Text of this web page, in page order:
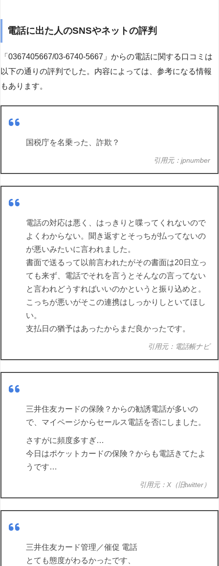
電話に出た人のSNSやネットの評判
「0367405667/03-6740-5667」からの電話に関する口コミは
以下の通りの評判でした。内容によっては、参考になる情報
もあります。
国税庁を名乗った、詐欺？
引用元：jpnumber
電話の対応は悪く、はっきりと喋ってくれないので
よくわからない。聞き返すとそっちが払ってないの
が悪いみたいに言われました。
書面で送るって以前言われたがその書面は20日立っ
ても来ず、電話でそれを言うとそんなの言ってない
と言われどうすればいいのかというと振り込めと。
こっちが悪いがそこの連携はしっかりしといてほし
い。
支払日の猶予はあったからまだ良かったです。
引用元：電話帳ナビ
三井住友カードの保険？からの勧誘電話が多いの
で、マイページからセールス電話を否にしました。
さすがに頻度多すぎ…
今日はポケットカードの保険？からも電話きてたよ
うです…
引用元：X（旧twitter）
三井住友カード管理／催促 電話
とても態度がわるかったです、